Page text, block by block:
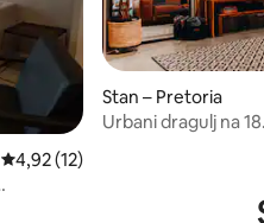
Prosječna ocjena: 4,92/5,
4,92 (12)
Stan – Pretoria
Urbani dragulj na